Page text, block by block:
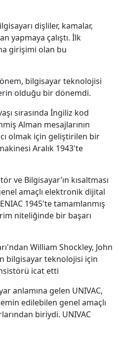
dişliler, kamalar,
yapmaya çalıştı. İlk
girişimi olan bu
bilgisayar teknolojisi
olduğu bir dönemdi.
sırasında İngiliz kod
Alman mesajlarının
olmak için geliştirilen bir
Aralık 1943'te
ve Bilgisayar’ın kısaltması
amaçlı elektronik dijital
1945'te tamamlanmış
niteliğinde bir başarı
William Shockley, John
bilgisayar teknolojisi için
icat etti
anlamına gelen UNIVAC,
edilebilen genel amaçlı
biriydi. UNIVAC